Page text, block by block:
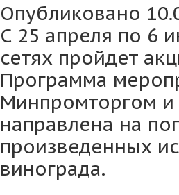
Опубликовано
С 25 апреля по 6
сетях пройдет
Программа
Минпромторгом и
направлена на
произведенных
винограда.